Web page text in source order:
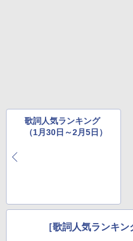
歌詞人気ランキング
（1月30日～2月5日）
［歌詞人気ランキ